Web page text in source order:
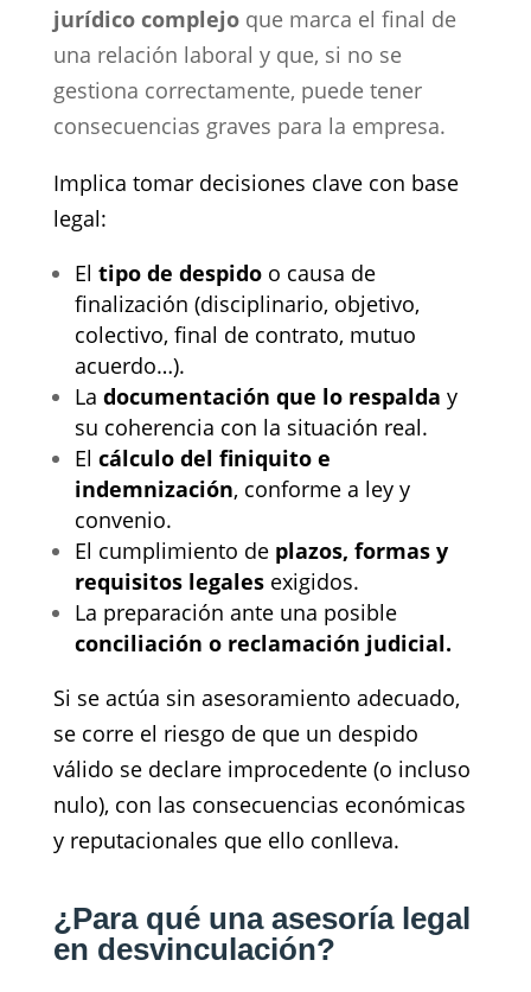
jurídico complejoque marca el final de
una relación laboral y que, si no se
gestiona correctamente, puede tener
consecuencias graves para la empresa.
Implica tomar decisiones clave con base
legal:
El tipo de despidoo causa de
finalización (disciplinario, objetivo,
colectivo, final de contrato, mutuo
acuerdo…).
La documentación que lo respalda y
su coherencia con la situación real.
El cálculo del finiquito e
indemnización, conforme a ley y
convenio.
El cumplimiento de plazos, formas y
requisitos legalesexigidos.
La preparación ante una posible
conciliación o reclamación judicial.
Si se actúa sin asesoramiento adecuado,
se corre el riesgo de que un despido
válido se declare improcedente (o incluso
nulo), con las consecuencias económicas
y reputacionales que ello conlleva.
¿Para qué una asesoría legal
en desvinculación?